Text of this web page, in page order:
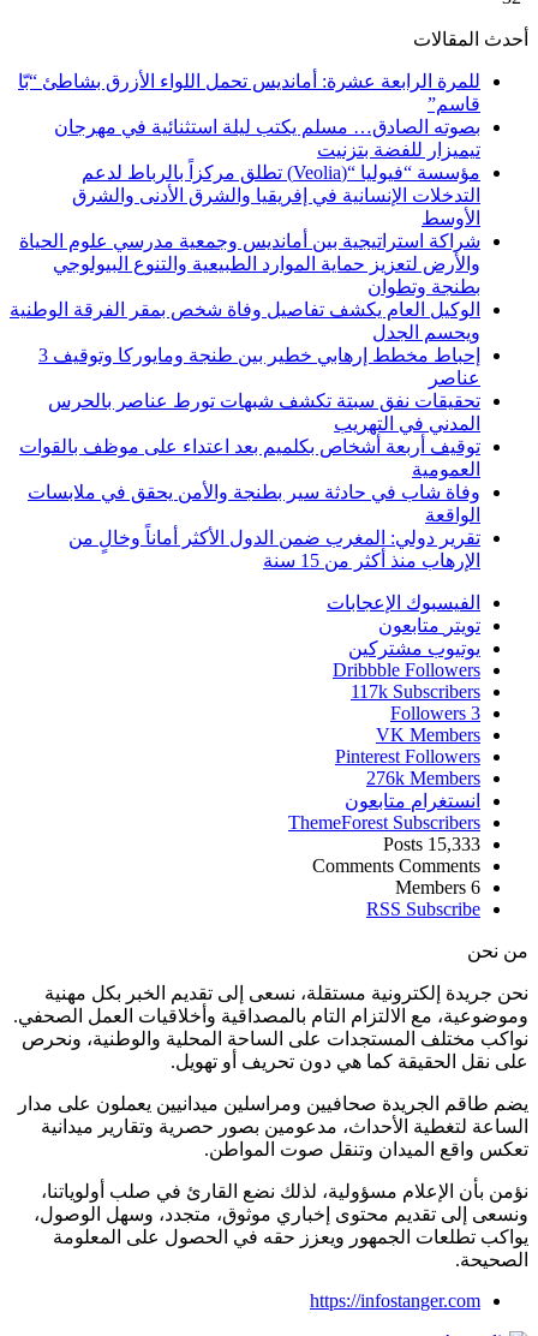
أحدث المقالات
للمرة الرابعة عشرة: أمانديس تحمل اللواء الأزرق بشاطئ “بّا
قاسم”
بصوته الصادق… مسلم يكتب ليلة استثنائية في مهرجان
تيميزار للفضة بتزنيت
مؤسسة “فيوليا “(Veolia) تطلق مركزاً بالرباط لدعم
التدخلات الإنسانية في إفريقيا والشرق الأدنى والشرق
الأوسط
شراكة استراتيجية بين أمانديس وجمعية مدرسي علوم الحياة
والأرض لتعزيز حماية الموارد الطبيعية والتنوع البيولوجي
بطنجة وتطوان
الوكيل العام يكشف تفاصيل وفاة شخص بمقر الفرقة الوطنية
ويحسم الجدل
إحباط مخطط إرهابي خطير بين طنجة ومايوركا وتوقيف 3
عناصر
تحقيقات نفق سبتة تكشف شبهات تورط عناصر بالحرس
المدني في التهريب
توقيف أربعة أشخاص بكلميم بعد اعتداء على موظف بالقوات
العمومية
وفاة شاب في حادثة سير بطنجة والأمن يحقق في ملابسات
الواقعة
تقرير دولي: المغرب ضمن الدول الأكثر أماناً وخالٍ من
الإرهاب منذ أكثر من 15 سنة
الفيسبوك الإعجابات
تويتر متابعون
يوتيوب مشتركين
Dribbble Followers
117k Subscribers
3
Followers
VK Members
Pinterest Followers
276k Members
انستغرام متابعون
ThemeForest Subscribers
15,333
Posts
Comments Comments
6
Members
RSS Subscribe
من نحن
نحن جريدة إلكترونية مستقلة، نسعى إلى تقديم الخبر بكل مهنية
وموضوعية، مع الالتزام التام بالمصداقية وأخلاقيات العمل الصحفي.
نواكب مختلف المستجدات على الساحة المحلية والوطنية، ونحرص
على نقل الحقيقة كما هي دون تحريف أو تهويل.
يضم طاقم الجريدة صحافيين ومراسلين ميدانيين يعملون على مدار
الساعة لتغطية الأحداث، مدعومين بصور حصرية وتقارير ميدانية
تعكس واقع الميدان وتنقل صوت المواطن.
نؤمن بأن الإعلام مسؤولية، لذلك نضع القارئ في صلب أولوياتنا،
ونسعى إلى تقديم محتوى إخباري موثوق، متجدد، وسهل الوصول،
يواكب تطلعات الجمهور ويعزز حقه في الحصول على المعلومة
الصحيحة.
https://infostanger.com